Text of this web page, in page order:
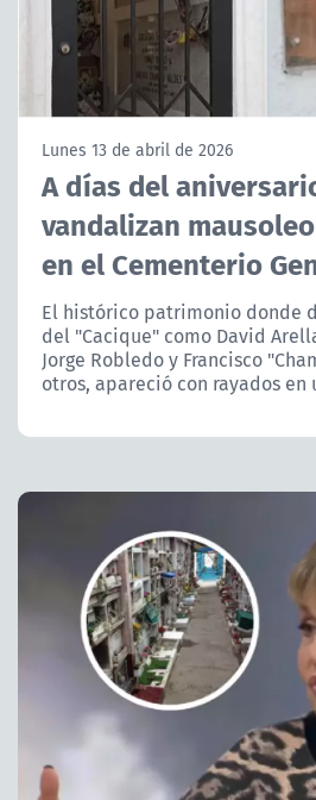
PROGRAMAS
TELESERIES
ACTUALIDAD Y TENDENCIAS
CORPORATIVO Y
CANAL DE DENUNCIAS
ÁREA DE PROYECTOS
Lunes 13 de abril de 2026
A días del
vandalizan
en el Cementerio
El histórico patrimonio donde
del "Cacique" como David
Jorge Robledo y Francisco
otros, apareció con rayados en